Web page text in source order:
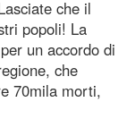
che il
popoli! La
un accordo di
che
70mila morti,